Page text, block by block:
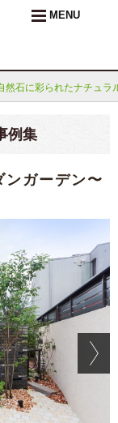
MENU
然石に彩られたナチュラ
例集
ンガーデン〜